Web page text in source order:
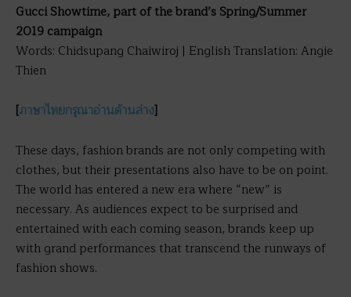
Gucci Showtime, part of the brand’s Spring/Summer
2019 campaign
Words: Chidsupang Chaiwiroj | English Translation: Angie
Thien
[ภาษาไทยกรุณาอ่านด้านล่าง]
These days, fashion brands are not only competing with
clothes, but their presentations also have to be on point.
The world has entered a new era where “new” is
necessary. As audiences expect to be surprised and
entertained with each coming season, brands keep up
with grand performances that transcend the runways of
fashion shows.